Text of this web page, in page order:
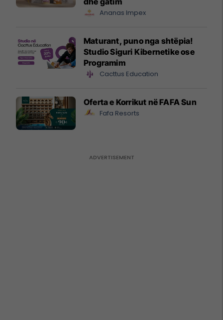
Ananas Impex
Maturant, puno nga shtëpia!
Studio Siguri Kibernetike ose
Programim
Cacttus Education
Oferta e Korrikut në FAFA Sun
Fafa Resorts